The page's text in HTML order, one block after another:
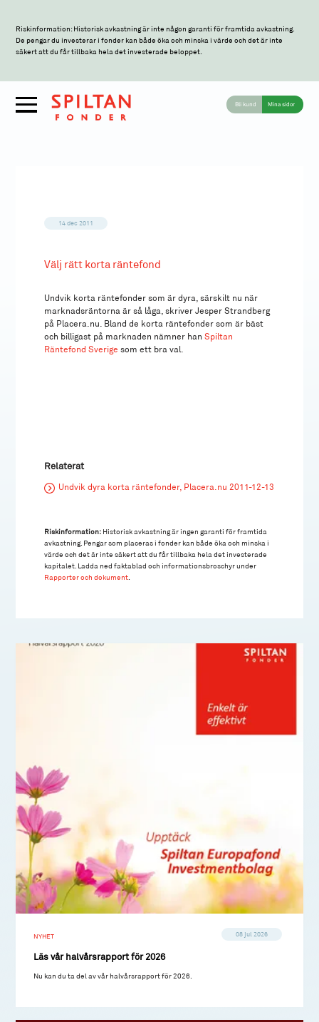
Riskinformation: Historisk avkastning är inte någon garanti för framtida avkastning.
De pengar du investerar i fonder kan både öka och minska i värde och det är inte
säkert att du får tillbaka hela det investerade beloppet.
Bli kund Mina sidor
14 dec 2011
Välj rätt korta räntefond
Undvik korta räntefonder som är dyra, särskilt nu när
marknadsräntorna är så låga, skriver Jesper Strandberg
på Placera.nu. Bland de korta räntefonder som är bäst
och billigast på marknaden nämner hanSpiltan
Räntefond Sverige som ett bra val.
Relaterat
Undvik dyra korta räntefonder, Placera.nu 2011-12-13
Riskinformation: Historisk avkastning är ingen garanti för framtida
avkastning. Pengar som placeras i fonder kan både öka och minska i
värde och det är inte säkert att du får tillbaka hela det investerade
kapitalet. Ladda ned faktablad och informationsbroschyr under
Rapporter och dokument
NYHET 08 jul 2026
Läs vår halvårsrapport för 2026
Nu kan du ta del av vår halvårsrapport för 2026.